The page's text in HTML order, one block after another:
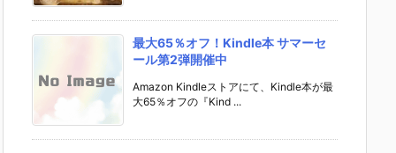
最大65％オフ！Kindle本 サマーセ
ール第2弾開催中
Amazon Kindleストアにて、Kindle本が最
大65％オフの『Kind ...